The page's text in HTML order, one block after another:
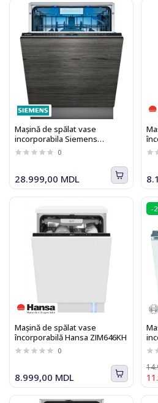
Mașină de spălat vase
incorporabila Siemens
SN87TX02CE iQ700
0
28.999,00 MDL
Mașină de spălat vase
încorporabilă Hansa ZIM646KH
0
8.999,00 MDL
-